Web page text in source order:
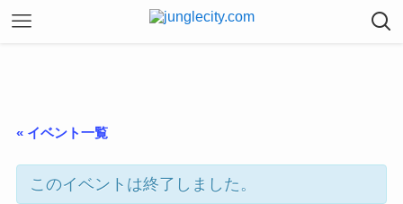
« イベント一覧
このイベントは終了しました。